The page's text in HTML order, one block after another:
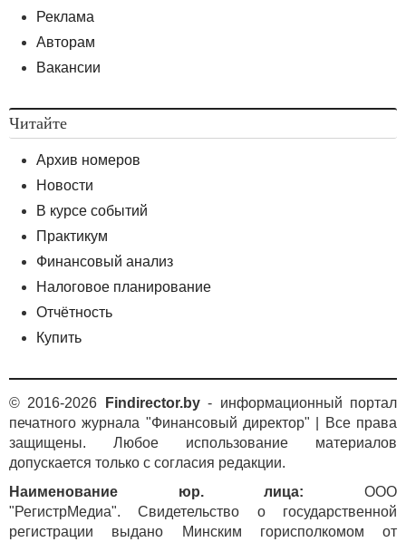
Реклама
Авторам
Вакансии
Читайте
Архив номеров
Новости
В курсе событий
Практикум
Финансовый анализ
Налоговое планирование
Отчётность
Купить
© 2016-2026 Findirector.by- информационный портал
печатного журнала "Финансовый директор" | Все права
защищены. Любое использование материалов
допускается только с согласия редакции.
Наименование юр. лица: ООО
"РегистрМедиа". Свидетельство о государственной
регистрации выдано Минским горисполкомом от